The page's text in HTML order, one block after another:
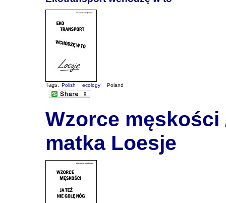
Tags: Polish ecology Poland
Wzorce męskości
matka Loesje